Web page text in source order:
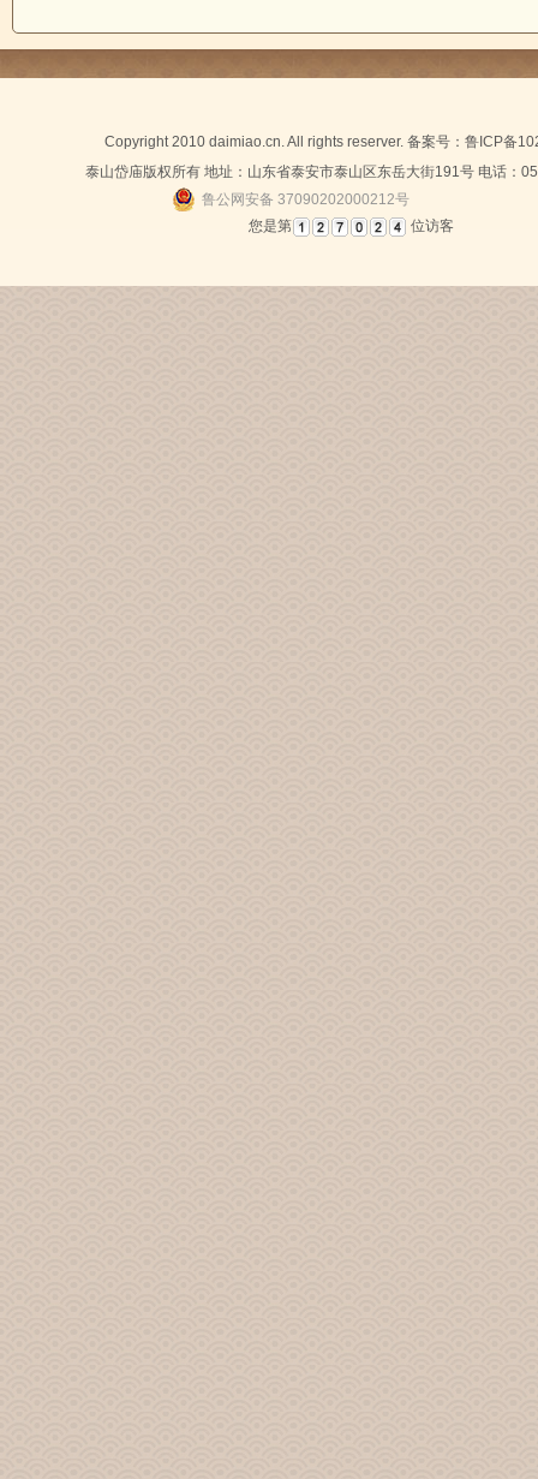
Copyright 2010 daimiao.cn. All rights reserver. 备案号： 鲁ICP备
泰山岱庙版权所有 地址：山东省泰安市泰山区东岳大街191号 电话：
鲁公网安备 37090202000212号
您是第
位访客